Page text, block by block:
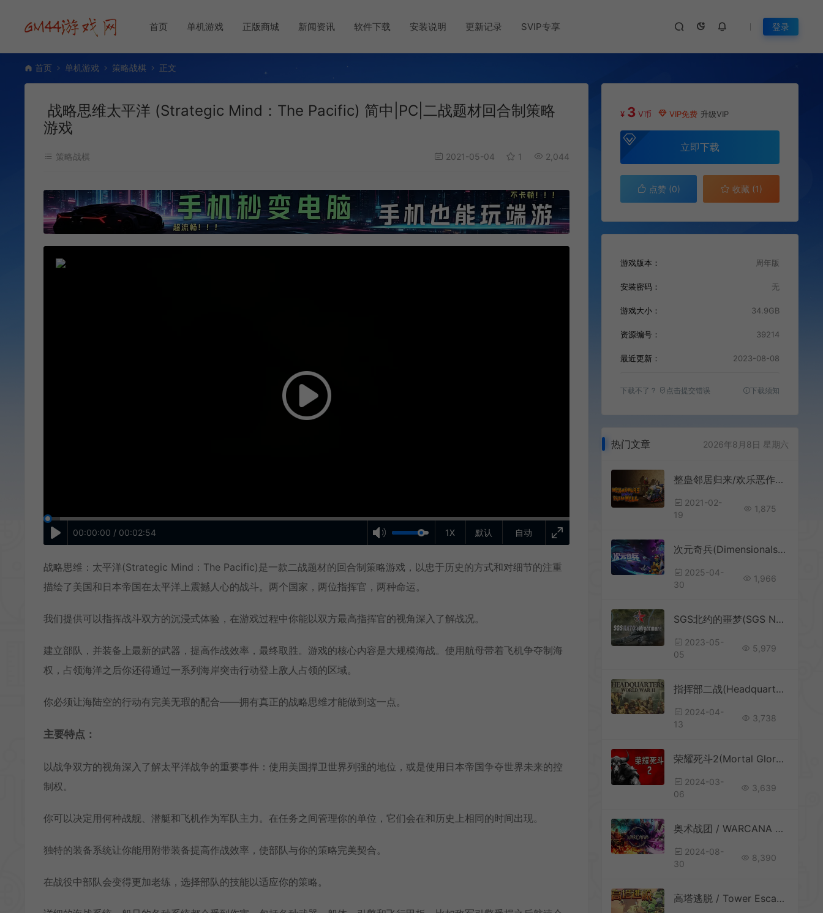
首页 单机游戏 正版商城 新闻资讯 软件下载 安装说明 更新记录 SVIP专享 登录
首页 单机游戏 策略战棋 正文
战略思维太平洋 (Strategic Mind：The Pacific) 简中|PC|二战题材回合制策略
游戏
策略战棋 2021-05-04 1 2,044
自动
1X 默认
00:00:00 / 00:02:54
战略思维：太平洋(Strategic Mind：The Pacific)是一款二战题材的回合制策略游戏，以忠于历史的方式和对细节的注重
描绘了美国和日本帝国在太平洋上震撼人心的战斗。两个国家，两位指挥官，两种命运。
我们提供可以指挥战斗双方的沉浸式体验，在游戏过程中你能以双方最高指挥官的视角深入了解战况。
建立部队，并装备上最新的武器，提高作战效率，最终取胜。游戏的核心内容是大规模海战。使用航母带着飞机争夺制海
权，占领海洋之后你还得通过一系列海岸突击行动登上敌人占领的区域。
你必须让海陆空的行动有完美无瑕的配合——拥有真正的战略思维才能做到这一点。
主要特点：
以战争双方的视角深入了解太平洋战争的重要事件：使用美国捍卫世界列强的地位，或是使用日本帝国争夺世界未来的控
制权。
你可以决定用何种战舰、潜艇和飞机作为军队主力。在任务之间管理你的单位，它们会在和历史上相同的时间出现。
独特的装备系统让你能用附带装备提高作战效率，使部队与你的策略完美契合。
在战役中部队会变得更加老练，选择部队的技能以适应你的策略。
¥ 3 V币 VIP免费 升级VIP
立即下载
点赞 (0) 收藏 (1)
游戏版本： 周年版
安装密码： 无
游戏大小： 34.9GB
资源编号： 39214
最近更新： 2023-08-08
下载不了？ 点击提交错误 下载须知
热门文章 2026年8月8日 星期六
整蛊邻居归来/欢乐恶作剧游戏Neighbours back From Hell 下载
2021-02-
19
1,875
次元奇兵(Dimensionals)美漫画风Roguelike卡牌构筑游戏|下载
2025-04-
30
1,966
SGS北约的噩梦(SGS NATO’s Nightmare)简中|PC|SLG|二战策略战棋游戏
2023-05-
05
5,979
指挥部二战(Headquarters：World War II)快节奏回合制战略游戏|下载
2024-04-
13
3,738
荣耀死斗2(Mortal Glory 2)简中|PC|SLG|回合制奇幻Roguelike游戏
2024-03-
06
3,639
奥术战团 / WARCANA 奇幻即时基地塔防策略游戏
2024-08-
30
8,390
高塔逃脱 / Tower Escape 反塔防策略游戏